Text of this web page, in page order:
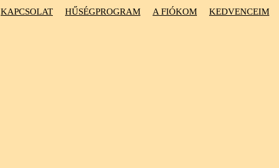
KAPCSOLAT HŰSÉGPROGRAM A FIÓKOM KEDVENCEIM